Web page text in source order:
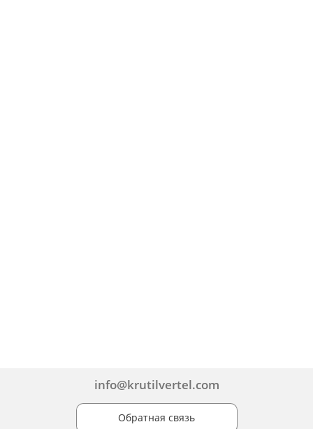
info@krutilvertel.com
Обратная связь